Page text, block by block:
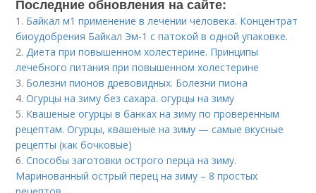
Последние обновления на сайте:
1. Байкал м1 применение в лечении человека. Концентрат
биоудобрения Байкал Эм-1 с патокой в одной упаковке.
2.Диета при повышенном холестерине. Принципы
лечебного питания при повышенном холестерине
3. Болезни пионов древовидных. Болезни пиона
4.Огурцы на зиму без сахара. огурцы на зиму
5. Квашеные огурцы в банках на зиму по проверенным
рецептам. Огурцы, квашеные на зиму — самые вкусные
рецепты (как бочковые)
6.Способы заготовки острого перца на зиму.
Маринованный острый перец на зиму – 8 простых